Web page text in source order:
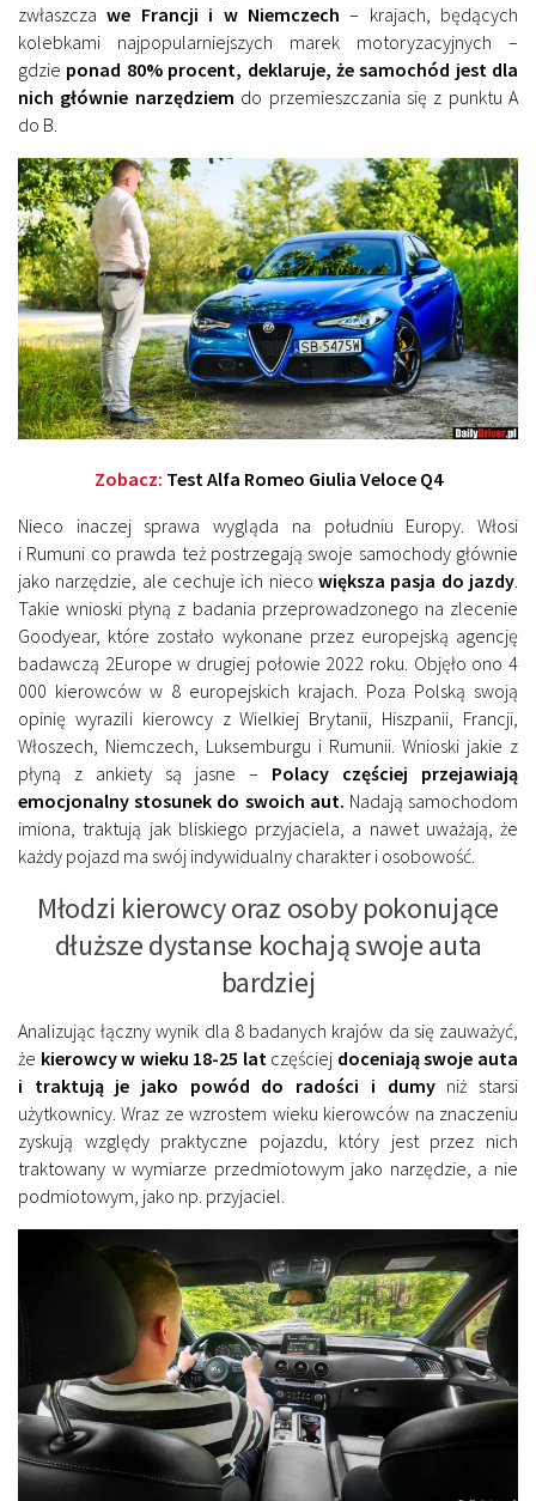
zwłaszczawe Francji i w Niemczech – krajach, będących
kolebkami najpopularniejszych marek motoryzacyjnych –
gdzie ponad 80% procent, deklaruje, że samochód jest dla
nich głównie narzędziem do przemieszczania się z punktu A
do B.
Zobacz: Test Alfa Romeo Giulia Veloce Q4
Nieco inaczej sprawa wygląda na południu Europy. Włosi
i Rumuni co prawda też postrzegają swoje samochody głównie
jako narzędzie, ale cechuje ich nieco większa pasja do jazdy.
Takie wnioski płyną z badania przeprowadzonego na zlecenie
Goodyear, które zostało wykonane przez europejską agencję
badawczą 2Europe w drugiej połowie 2022 roku. Objęło ono 4
000 kierowców w 8 europejskich krajach. Poza Polską swoją
opinię wyrazili kierowcy z Wielkiej Brytanii, Hiszpanii, Francji,
Włoszech, Niemczech, Luksemburgu i Rumunii. Wnioski jakie z
płyną z ankiety są jasne – Polacy częściej przejawiają
emocjonalny stosunek do swoich aut. Nadają samochodom
imiona, traktują jak bliskiego przyjaciela, a nawet uważają, że
każdy pojazd ma swój indywidualny charakter i osobowość.
Młodzi kierowcy oraz osoby pokonujące
dłuższe dystanse kochają swoje auta
bardziej
Analizując łączny wynik dla 8 badanych krajów da się zauważyć,
że kierowcy w wieku 18-25 latczęściej doceniają swoje auta
i traktują je jako powód do radości i dumyniż starsi
użytkownicy. Wraz ze wzrostem wieku kierowców na znaczeniu
zyskują względy praktyczne pojazdu, który jest przez nich
traktowany w wymiarze przedmiotowym jako narzędzie, a nie
podmiotowym, jako np. przyjaciel.